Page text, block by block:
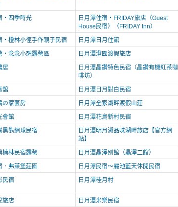
‧四季時光
日月潭住宿‧FRIDAY旅店（Guest
House民宿）（FRIDAY Inn）
‧橙林小徑手作親子民宿
日月潭日月住館
‧念念小憩露營區
日月潭澄園渡假旅店
居
日月潭晶鑽特色民宿（晶鑽有機紅茶咖
啡坊）
舘
日月潭日月對白民宿
の家套房
日月潭全家湖畔渡假山莊
會館
日月潭花鳥新村民宿
黑熊網球民宿
日月潭明月湖品味湖畔旅店【官方網
站】
楠林民宿露營
日月潭晶澤別館（晶澤二館）
．弗萊堡莊園
日月潭民宿～麗池藍天休閒民宿
民宿 日月潭桂月村
旅店 日月潭米樂民宿